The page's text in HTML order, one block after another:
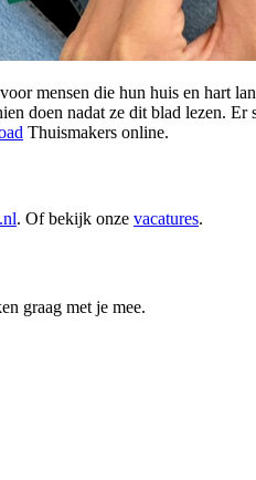
mensen die hun huis en hart
doen nadat ze dit blad lezen.
Thuismakers online.
. Of bekijk onze vacatures.
graag met je mee.